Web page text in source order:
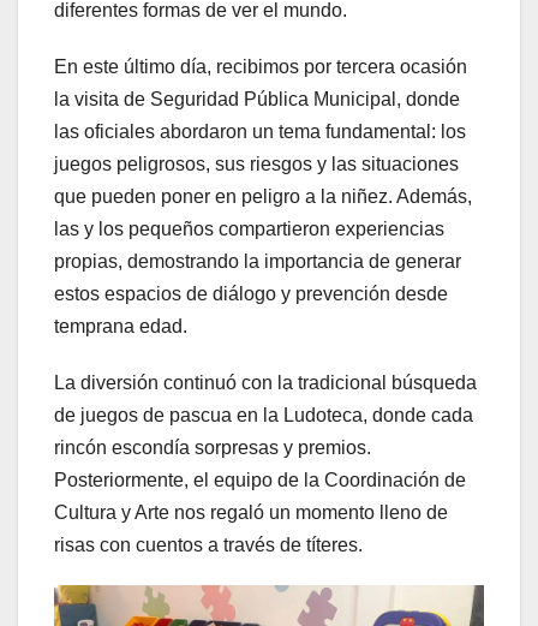
diferentes formas de ver el mundo.
En este último día, recibimos por tercera ocasión
la visita de Seguridad Pública Municipal, donde
las oficiales abordaron un tema fundamental: los
juegos peligrosos, sus riesgos y las situaciones
que pueden poner en peligro a la niñez. Además,
las y los pequeños compartieron experiencias
propias, demostrando la importancia de generar
estos espacios de diálogo y prevención desde
temprana edad.
La diversión continuó con la tradicional búsqueda
de juegos de pascua en la Ludoteca, donde cada
rincón escondía sorpresas y premios.
Posteriormente, el equipo de la Coordinación de
Cultura y Arte nos regaló un momento lleno de
risas con cuentos a través de títeres.